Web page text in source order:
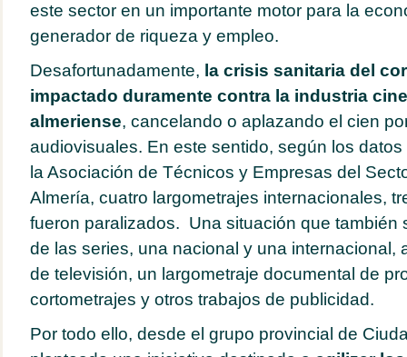
este sector en un importante motor para la
generador de riqueza y empleo.
Desafortunadamente, la crisis sanitaria del
impactado duramente contra la industria
almeriense, cancelando o aplazando el cien
audiovisuales. En este sentido, según los
la Asociación de Técnicos y Empresas del
Almería, cuatro largometrajes internacionales,
fueron paralizados. Una situación que también
de las series, una nacional y una internacional,
de televisión, un largometraje documental de
cortometrajes y otros trabajos de publicidad.
Por todo ello, desde el grupo provincial de